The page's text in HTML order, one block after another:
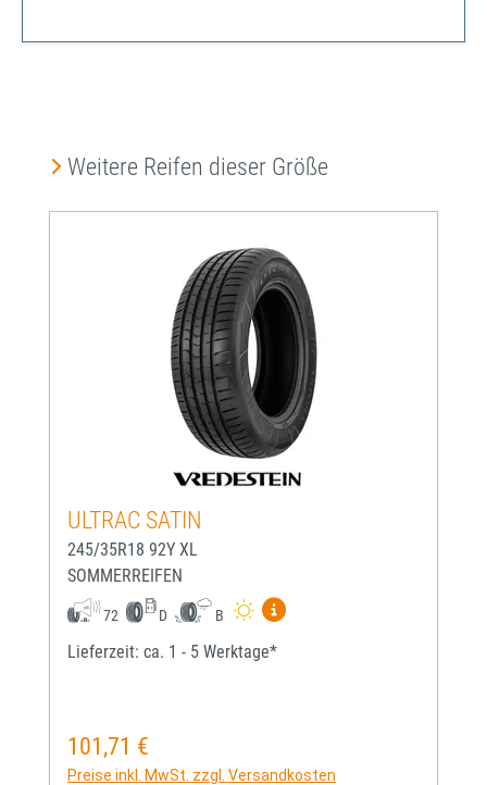
Produktgalerie überspringen
Weitere Reifen dieser Größe
ULTRAC SATIN
245/35R18 92Y XL
SOMMERREIFEN
72 D B
Mehr Informationen zum
Lieferzeit: ca. 1 - 5 Werktage*
Regulärer Preis:
101,71 €
Preise inkl. MwSt. zzgl. Versandkosten